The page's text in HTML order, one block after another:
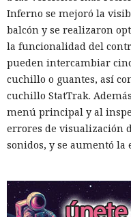
Inferno se mejoró la
balcón y se realizaron
la funcionalidad del
pueden intercambiar
cuchillo o guantes, así
cuchillo StatTrak.
menú principal y al
errores de visualización
sonidos, y se aumentó la